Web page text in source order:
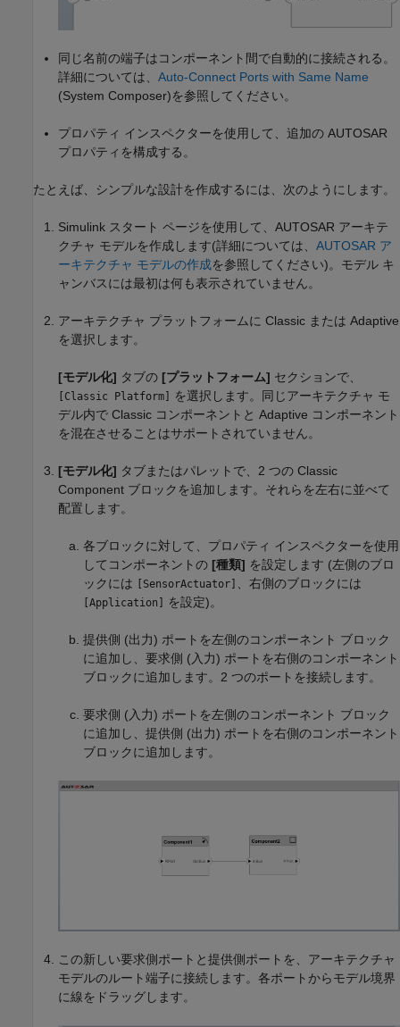
同じ名前の端子はコンポーネント間で自動的に接続される。
詳細については、 Auto-Connect Ports with Same Name
(System Composer)を参照してください。
プロパティ インスペクターを使用して、追加の AUTOSAR
プロパティを構成する。
たとえば、シンプルな設計を作成するには、次のようにします。
Simulink スタート ページを使用して、AUTOSAR アーキテ
クチャ モデルを作成します(詳細については、 AUTOSAR ア
ーキテクチャ モデルの作成を参照してください)。モデル キ
ャンバスには最初は何も表示されていません。
アーキテクチャ プラットフォームに Classic または Adaptive
を選択します。
[モデル化] タブの [プラットフォーム] セクションで、
[Classic Platform]
を選択します。同じアーキテクチャ モ
デル内で Classic コンポーネントと Adaptive コンポーネント
を混在させることはサポートされていません。
[モデル化] タブまたはパレットで、2 つの Classic
Component ブロックを追加します。それらを左右に並べて
配置します。
各ブロックに対して、プロパティ インスペクターを使用
してコンポーネントの [種類] を設定します (左側のブロ
ックには
[SensorActuator] 、右側のブロックには
[Application] を設定)。
提供側 (出力) ポートを左側のコンポーネント ブロック
に追加し、要求側 (入力) ポートを右側のコンポーネント
ブロックに追加します。2 つのポートを接続します。
要求側 (入力) ポートを左側のコンポーネント ブロック
に追加し、提供側 (出力) ポートを右側のコンポーネント
ブロックに追加します。
この新しい要求側ポートと提供側ポートを、アーキテクチャ
モデルのルート端子に接続します。各ポートからモデル境界
に線をドラッグします。